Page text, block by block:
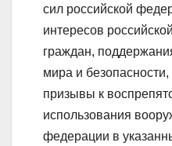
сил российской
интересов
граждан,
мира и
призывы к
использования
федерации в